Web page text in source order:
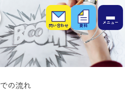
お問
い合
わせ
お役
立ち
資料
の流れ